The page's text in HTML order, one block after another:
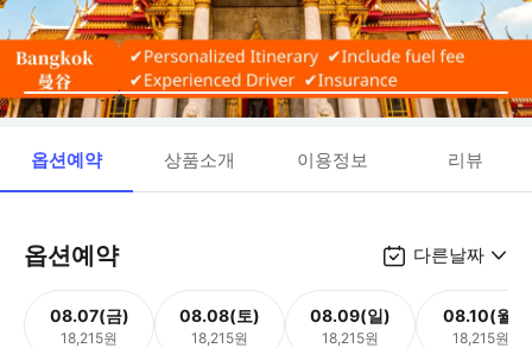
옵션예약 상품소개 이용정보 리뷰
옵션예약 다른날짜
08.07(금)
18,215원
08.08(토)
18,215원
08.09(일)
18,215원
08.10(월)
18,215원